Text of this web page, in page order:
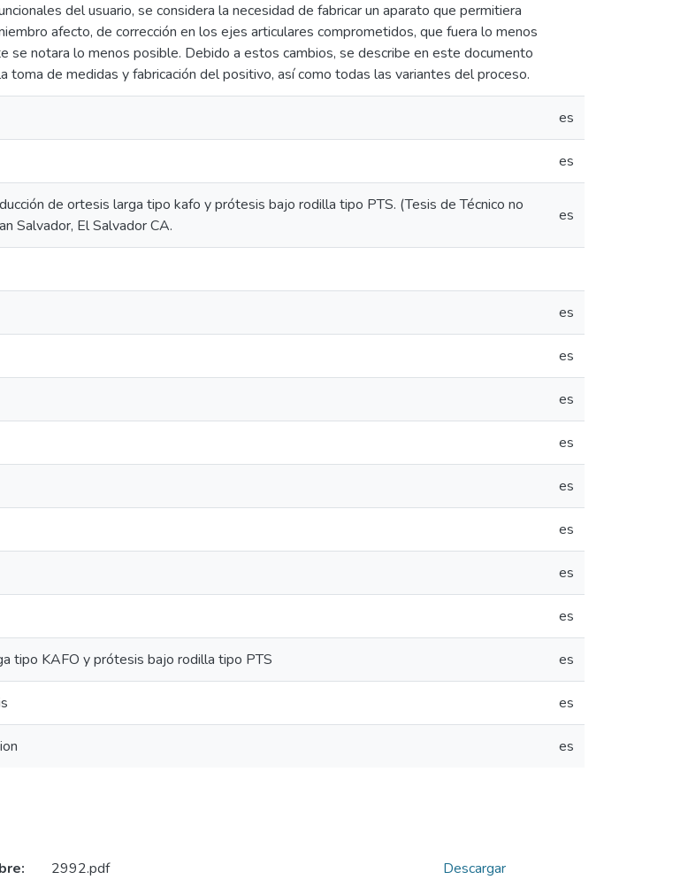
del usuario, se considera la necesidad de fabricar un aparato que permitiera
afecto, de corrección en los ejes articulares comprometidos, que fuera lo menos
se notara lo menos posible. Debido a estos cambios, se describe en este documento
toma de medidas y fabricación del positivo, así como todas las variantes del proceso.
es
es
de ortesis larga tipo kafo y prótesis bajo rodilla tipo PTS. (Tesis de Técnico no
Salvador, El Salvador CA.
es
es
es
es
es
es
es
es
es
tipo KAFO y prótesis bajo rodilla tipo PTS es
es
es
2992.pdf
Descargar